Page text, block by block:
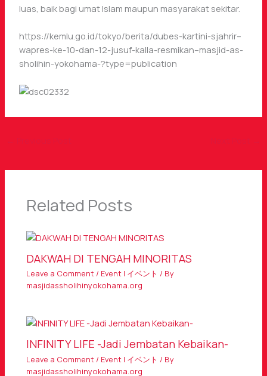
luas, baik bagi umat Islam maupun masyarakat sekitar.
https://kemlu.go.id/tokyo/berita/dubes-kartini-sjahrir–
wapres-ke-10-dan-12-jusuf-kalla-resmikan–masjid-as-
sholihin-yokohama-?type=publication
Related Posts
DAKWAH DI TENGAH MINORITAS
Leave a Comment / Event | イベント / By
masjidassholihinyokohama.org
INFINITY LIFE -Jadi Jembatan Kebaikan-
Leave a Comment / Event | イベント / By
masjidassholihinyokohama.org